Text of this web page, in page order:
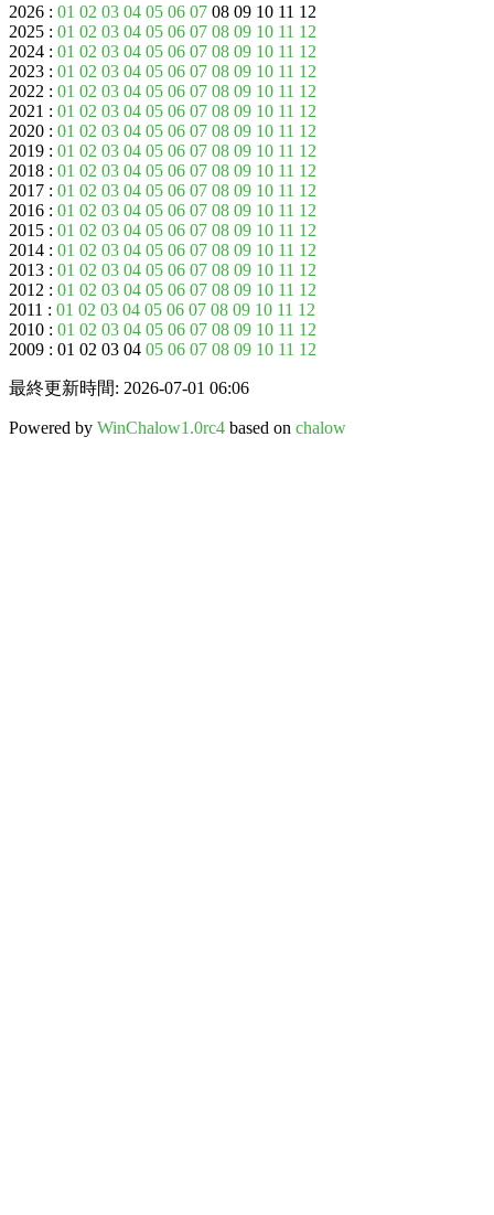
2026 : 01 02 03 04 05 06 07 08 09 10 11 12
2025 : 01 02 03 04 05 06 07 08 09 10 11 12
2024 : 01 02 03 04 05 06 07 08 09 10 11 12
2023 : 01 02 03 04 05 06 07 08 09 10 11 12
2022 : 01 02 03 04 05 06 07 08 09 10 11 12
2021 : 01 02 03 04 05 06 07 08 09 10 11 12
2020 : 01 02 03 04 05 06 07 08 09 10 11 12
2019 : 01 02 03 04 05 06 07 08 09 10 11 12
2018 : 01 02 03 04 05 06 07 08 09 10 11 12
2017 : 01 02 03 04 05 06 07 08 09 10 11 12
2016 : 01 02 03 04 05 06 07 08 09 10 11 12
2015 : 01 02 03 04 05 06 07 08 09 10 11 12
2014 : 01 02 03 04 05 06 07 08 09 10 11 12
2013 : 01 02 03 04 05 06 07 08 09 10 11 12
2012 : 01 02 03 04 05 06 07 08 09 10 11 12
2011 : 01 02 03 04 05 06 07 08 09 10 11 12
2010 : 01 02 03 04 05 06 07 08 09 10 11 12
2009 : 01 02 03 04 05 06 07 08 09 10 11 12
最終更新時間: 2026-07-01 06:06
Powered by WinChalow1.0rc4 based on chalow